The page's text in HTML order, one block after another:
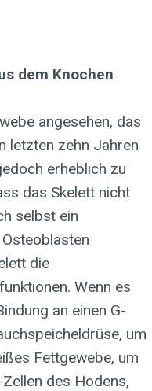
dem Knochen
angesehen, das
letzten zehn Jahren
erheblich zu
das Skelett nicht
selbst ein
die
Wenn es
an einen G-
um
Fettgewebe, um
des Hodens,